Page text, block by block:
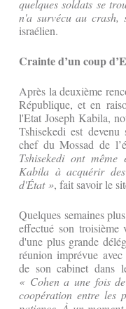
quelques soldats se
n'a survécu au crash,
israélien.
Crainte d’un coup
Après la deuxième
République, et en
l'Etat Joseph Kabila,
Tshisekedi est
chef du Mossad de
Tshisekedi ont
Kabila à acquérir
d'État », fait savoir le
Quelques semaines
effectué son
d'une plus grande
réunion imprévue
de son cabinet dans
« Cohen a une fois
coopération entre les